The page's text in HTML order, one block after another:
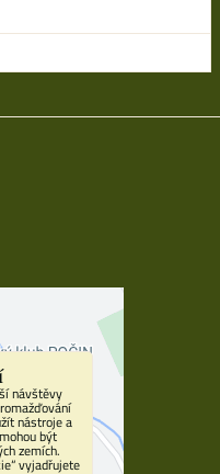
návštěvy
nástroje a
být
zemích.
vyjadřujete